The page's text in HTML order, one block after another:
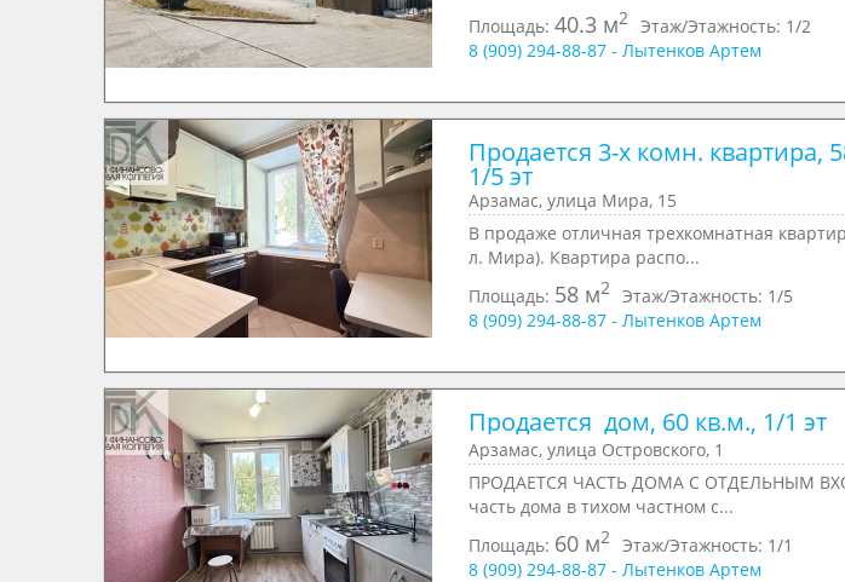
Площадь: 40.3 м2 Этаж/Этажность: 1/2
8 (909) 294-88-87 - Лытенков Артем
Продается 3-х комн. квартира,
1/5 эт
Арзамас, улица Мира, 15
В продаже отличная трехкомнатная
л. Мира). Квартира распо...
Площадь: 58 м2 Этаж/Этажность: 1/5
8 (909) 294-88-87 - Лытенков Артем
Продается  дом, 60 кв.м., 1/1 эт
Арзамас, улица Островского, 1
ПРОДАЕТСЯ ЧАСТЬ ДОМА С ОТДЕЛЬНЫМ
часть дома в тихом частном с...
Площадь: 60 м2 Этаж/Этажность: 1/1
8 (909) 294-88-87 - Лытенков Артем